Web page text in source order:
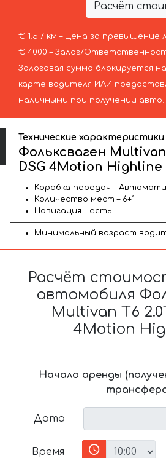
Расчёт
€ 1.5 / км – Цена за превышение
€ 4000 – Залог/
Залоговая сумма блокируется
карте водителя ИЛИ
наличными при получении авто.
Технические характеристики
Фольксваген Multivan
DSG 4Motion Highline
Коробка передач –
Количество мест – 6+1
Навигация – есть
Минимальный возраст
Расчёт
автомобиля
Multivan T6
4Motion
Начало аренды
Дата
Время